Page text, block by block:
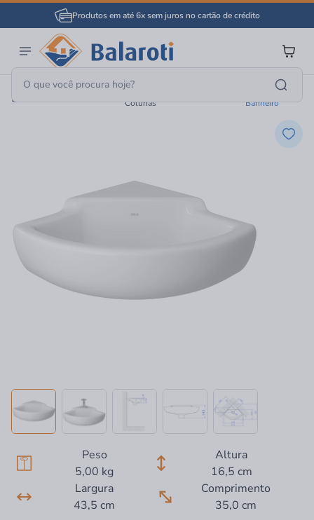
Produtos em até 6x sem juros no cartão de crédito
Pias Para Lavatórios E
Colunas
Lavatórios E Pias
Banheiro
Peso
5,00 kg
Altura
16,5 cm
Largura
43,5 cm
Comprimento
35,0 cm